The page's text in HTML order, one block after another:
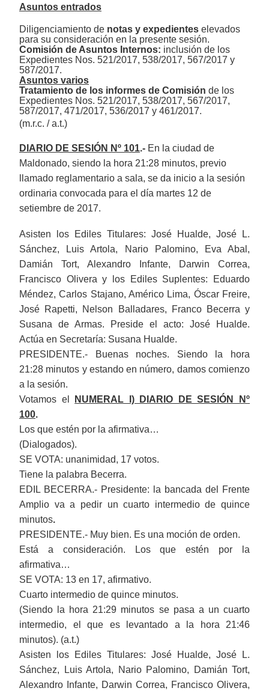
Asuntos entrados
Diligenciamiento de notas y expedientes elevados
para su consideración en la presente sesión.
Comisión de Asuntos Internos: inclusión de los
Expedientes Nos. 521/2017, 538/2017, 567/2017 y
587/2017.
Asuntos varios
Tratamiento de los informes de Comisión de los
Expedientes Nos. 521/2017, 538/2017, 567/2017,
587/2017, 471/2017, 536/2017 y 461/2017.
(m.r.c. / a.t.)
DIARIO DE SESIÓN Nº 101.- En la ciudad de
Maldonado, siendo la hora 21:28 minutos, previo
llamado reglamentario a sala, se da inicio a la sesión
ordinaria convocada para el día martes 12 de
setiembre de 2017.
Asisten los Ediles Titulares: José Hualde, José L.
Sánchez, Luis Artola, Nario Palomino, Eva Abal,
Damián Tort, Alexandro Infante, Darwin Correa,
Francisco Olivera y los Ediles Suplentes: Eduardo
Méndez, Carlos Stajano, Américo Lima, Óscar Freire,
José Rapetti, Nelson Balladares, Franco Becerra y
Susana de Armas. Preside el acto: José Hualde.
Actúa en Secretaría: Susana Hualde.
PRESIDENTE.- Buenas noches. Siendo la hora
21:28 minutos y estando en número, damos comienzo
a la sesión.
Votamos el
NUMERAL I) DIARIO DE SESIÓN Nº
100.
Los que estén por la afirmativa…
(Dialogados).
SE VOTA: unanimidad, 17 votos.
Tiene la palabra Becerra.
EDIL BECERRA.- Presidente: la bancada del Frente
Amplio va a pedir un cuarto intermedio de quince
minutos.
PRESIDENTE.- Muy bien. Es una moción de orden.
Está a consideración. Los que estén por la
afirmativa…
SE VOTA: 13 en 17, afirmativo.
Cuarto intermedio de quince minutos.
(Siendo la hora 21:29 minutos se pasa a un cuarto
intermedio, el que es levantado a la hora 21:46
minutos). (a.t.)
Asisten los Ediles Titulares: José Hualde, José L.
Sánchez, Luis Artola, Nario Palomino, Damián Tort,
Alexandro Infante, Darwin Correa, Francisco Olivera,